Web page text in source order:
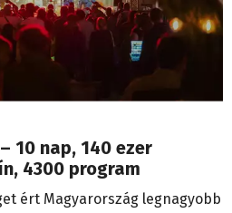
10 nap, 140 ezer
4300 program
ért Magyarország legnagyobb